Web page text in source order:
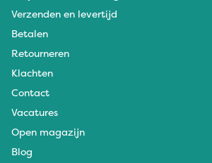
Verzenden en levertijd
Betalen
Retourneren
Klachten
Contact
Vacatures
Open magazijn
Blog